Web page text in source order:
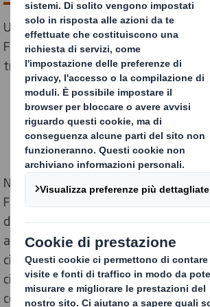
Un anno fa abbiamo siglato la nostra
Fondazione Ellen MacArthur volta a
transizione verso un’economia circolare.
Nel nostro secondo anno di
Fondazione collaboreranno assieme
di differenti attività al fine di
ambiziosi definiti per lo sviluppo di
circolare, includendo progetti di
circolare, formazione e sviluppo dei
coinvolgimento da parte delle